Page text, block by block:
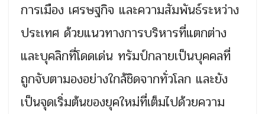
การเมือง เศรษฐกิจ และความสัมพันธ์ระหว่าง
ประเทศ ด้วยแนวทางการบริหารที่แตกต่าง
และบุคลิกที่โดดเด่น ทรัมป์กลายเป็นบุคคลที่
ถูกจับตามองอย่างใกล้ชิดจากทั่วโลก และยัง
เป็นจุดเริ่มต้นของยุคใหม่ที่เต็มไปด้วยความ